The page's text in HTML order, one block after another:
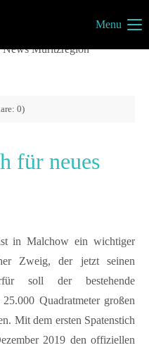
Menu
0)
für neues
in Malchow ein wichtiger
Zweig, der jetzt seinen
soll der bestehende
Quadratmeter großen
Mit dem ersten Spatenstich
2019 den offiziellen